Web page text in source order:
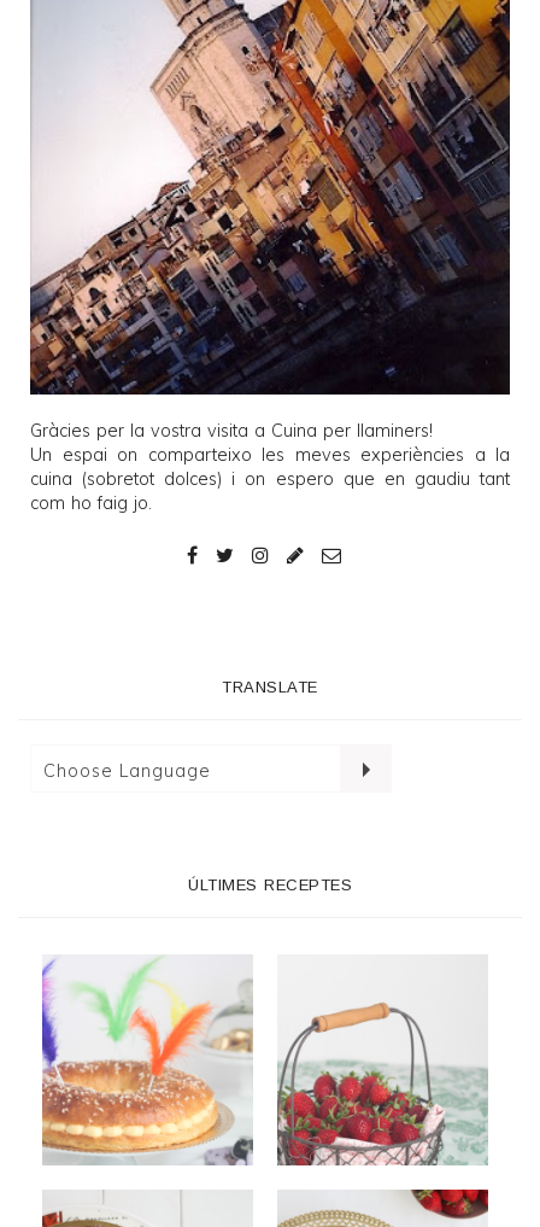
Gràcies per la vostra visita a Cuina per llaminers!
Un espai on comparteixo les meves experiències a la
cuina (sobretot dolces) i on espero que en gaudiu tant
com ho faig jo.
TRANSLATE
ÚLTIMES RECEPTES